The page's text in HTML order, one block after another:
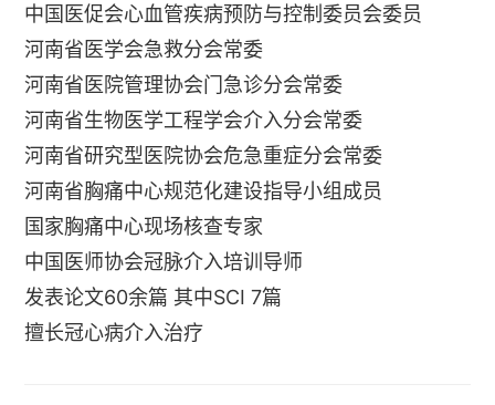
中国医促会心血管疾病预防与控制委员会委员
河南省医学会急救分会常委
河南省医院管理协会门急诊分会常委
河南省生物医学工程学会介入分会常委
河南省研究型医院协会危急重症分会常委
河南省胸痛中心规范化建设指导小组成员
国家胸痛中心现场核查专家
中国医师协会冠脉介入培训导师
发表论文60余篇 其中SCI 7篇
擅长冠心病介入治疗